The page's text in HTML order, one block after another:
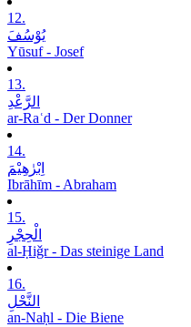
12.
یُوْسُفَ
Yūsuf - Josef
13.
الرَّعْدِ
ar-Raʿd - Der Donner
14.
اِبْرٰھِیْمَ
Ibrāhīm - Abraham
15.
الْحِجْرِ
al-Ḥiǧr - Das steinige Land
16.
النَّحْلِ
an-Naḥl - Die Biene